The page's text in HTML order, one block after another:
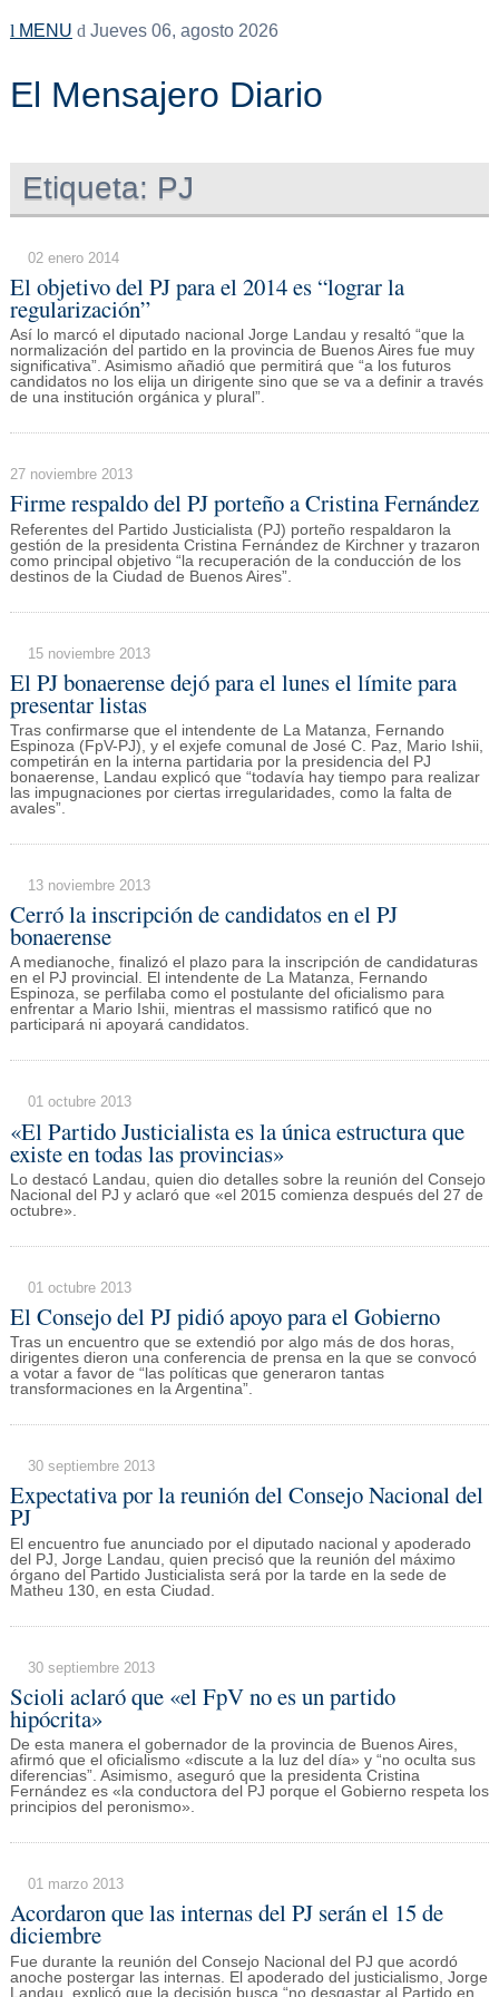
MENU Jueves 06, agosto 2026
El Mensajero Diario
Etiqueta: PJ
02 enero 2014
El objetivo del PJ para el 2014 es “lograr la
regularización”
Así lo marcó el diputado nacional Jorge Landau y resaltó “que la
normalización del partido en la provincia de Buenos Aires fue muy
significativa”. Asimismo añadió que permitirá que “a los futuros
candidatos no los elija un dirigente sino que se va a definir a través
de una institución orgánica y plural”.
27 noviembre 2013
Firme respaldo del PJ porteño a Cristina Fernández
Referentes del Partido Justicialista (PJ) porteño respaldaron la
gestión de la presidenta Cristina Fernández de Kirchner y trazaron
como principal objetivo “la recuperación de la conducción de los
destinos de la Ciudad de Buenos Aires”.
15 noviembre 2013
El PJ bonaerense dejó para el lunes el límite para
presentar listas
Tras confirmarse que el intendente de La Matanza, Fernando
Espinoza (FpV-PJ), y el exjefe comunal de José C. Paz, Mario Ishii,
competirán en la interna partidaria por la presidencia del PJ
bonaerense, Landau explicó que “todavía hay tiempo para realizar
las impugnaciones por ciertas irregularidades, como la falta de
avales”.
13 noviembre 2013
Cerró la inscripción de candidatos en el PJ
bonaerense
A medianoche, finalizó el plazo para la inscripción de candidaturas
en el PJ provincial. El intendente de La Matanza, Fernando
Espinoza, se perfilaba como el postulante del oficialismo para
enfrentar a Mario Ishii, mientras el massismo ratificó que no
participará ni apoyará candidatos.
01 octubre 2013
«El Partido Justicialista es la única estructura que
existe en todas las provincias»
Lo destacó Landau, quien dio detalles sobre la reunión del Consejo
Nacional del PJ y aclaró que «el 2015 comienza después del 27 de
octubre».
01 octubre 2013
El Consejo del PJ pidió apoyo para el Gobierno
Tras un encuentro que se extendió por algo más de dos horas,
dirigentes dieron una conferencia de prensa en la que se convocó
a votar a favor de “las políticas que generaron tantas
transformaciones en la Argentina”.
30 septiembre 2013
Expectativa por la reunión del Consejo Nacional del
PJ
El encuentro fue anunciado por el diputado nacional y apoderado
del PJ, Jorge Landau, quien precisó que la reunión del máximo
órgano del Partido Justicialista será por la tarde en la sede de
Matheu 130, en esta Ciudad.
30 septiembre 2013
Scioli aclaró que «el FpV no es un partido
hipócrita»
De esta manera el gobernador de la provincia de Buenos Aires,
afirmó que el oficialismo «discute a la luz del día» y “no oculta sus
diferencias”. Asimismo, aseguró que la presidenta Cristina
Fernández es «la conductora del PJ porque el Gobierno respeta los
principios del peronismo».
01 marzo 2013
Acordaron que las internas del PJ serán el 15 de
diciembre
Fue durante la reunión del Consejo Nacional del PJ que acordó
anoche postergar las internas. El apoderado del justicialismo, Jorge
Landau, explicó que la decisión busca “no desgastar al Partido en